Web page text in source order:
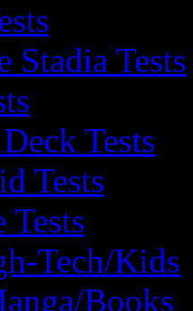
Stadia Tests
Tests
Tests
Tests
Tech/Kids
Books